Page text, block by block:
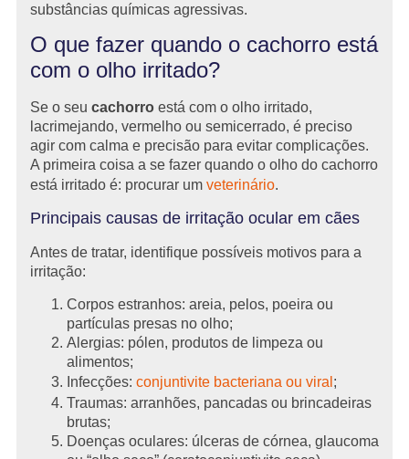
substâncias químicas agressivas.
O que fazer quando o cachorro está
com o olho irritado?
Se o seu cachorroestá com o olho irritado,
lacrimejando, vermelho ou semicerrado, é preciso
agir com calma e precisão para evitar complicações.
A primeira coisa a se fazer quando o olho do cachorro
está irritado é: procurar um veterinário.
Principais causas de irritação ocular em cães
Antes de tratar, identifique possíveis motivos para a
irritação:
Corpos estranhos: areia, pelos, poeira ou
partículas presas no olho;
Alergias: pólen, produtos de limpeza ou
alimentos;
Infecções: conjuntivite bacteriana ou viral ;
Traumas: arranhões, pancadas ou brincadeiras
brutas;
Doenças oculares: úlceras de córnea, glaucoma